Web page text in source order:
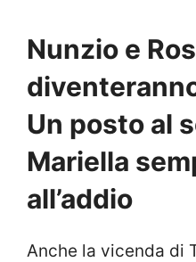
Nunzio e
Un posto al
Mariella
all’addio
Anche la vicenda di